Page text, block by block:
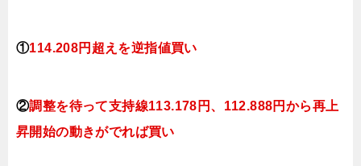
①114.208円超えを逆指値買い
②調整を待って支持線113.178円、112.888円 から再上
昇開始の動きがでれば買い